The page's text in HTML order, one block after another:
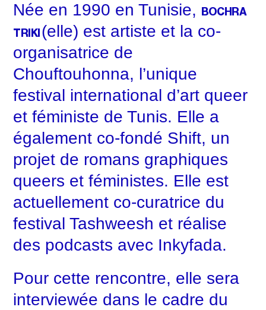
Née en 1990 en Tunisie,
BOCHRA
TRIKI (elle) est artiste et la co-
organisatrice de
Chouftouhonna, l’unique
festival international d’art queer
et féministe de Tunis. Elle a
également co-fondé Shift, un
projet de romans graphiques
queers et féministes. Elle est
actuellement co-curatrice du
festival Tashweesh et réalise
des podcasts avec Inkyfada.
Pour cette rencontre, elle sera
interviewée dans le cadre du